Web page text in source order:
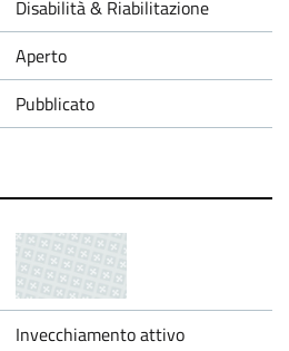
Disabilità & Riabilitazione
Aperto
Pubblicato
Invecchiamento attivo